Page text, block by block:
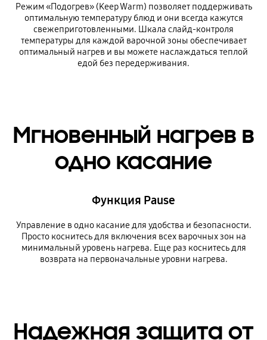
Режим «Подогрев» (Keep Warm) позволяет поддерживать
оптимальную температуру блюд и они всегда кажутся
свежеприготовленными. Шкала слайд-контроля
температуры для каждой варочной зоны обеспечивает
оптимальный нагрев и вы можете наслаждаться теплой
едой без передерживания.
Мгновенный нагрев в
одно касание
Функция Pause
Управление в одно касание для удобства и безопасности.
Просто коснитесь для включения всех варочных зон на
минимальный уровень нагрева. Еще раз коснитесь для
возврата на первоначальные уровни нагрева.
Надежная защита от